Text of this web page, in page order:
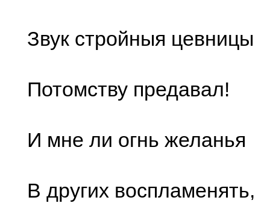
Звук стройныя цевницы
Потомству предавал!
И мне ли огнь желанья
В других воспламенять,